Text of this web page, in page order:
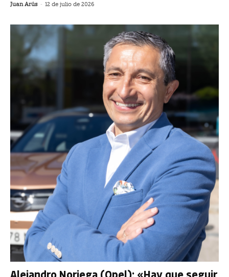
Juan Arús - 12 de julio de 2026
Alejandro Noriega (Opel): «Hay que seguir